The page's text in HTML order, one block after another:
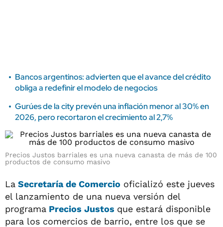
Bancos argentinos: advierten que el avance del crédito
obliga a redefinir el modelo de negocios
Gurúes de la city prevén una inflación menor al 30% en
2026, pero recortaron el crecimiento al 2,7%
Precios Justos barriales es una nueva canasta de más de 100
productos de consumo masivo
La Secretaría de Comercio oficializó este jueves
el lanzamiento de una nueva versión del
programa Precios Justos que estará disponible
para los comercios de barrio, entre los que se